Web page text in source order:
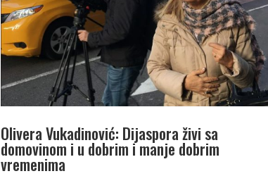
Olivera Vukadinović: Dijaspora živi sa
domovinom i u dobrim i manje dobrim
vremenima